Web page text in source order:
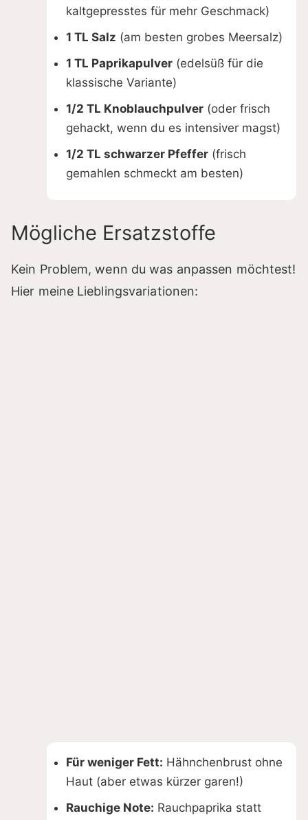
kaltgepresstes für mehr Geschmack)
1 TL Salz (am besten grobes Meersalz)
1 TL Paprikapulver (edelsüß für die
klassische Variante)
1/2 TL Knoblauchpulver (oder frisch
gehackt, wenn du es intensiver magst)
1/2 TL schwarzer Pfeffer (frisch
gemahlen schmeckt am besten)
Mögliche Ersatzstoffe
Kein Problem, wenn du was anpassen möchtest!
Hier meine Lieblingsvariationen:
Für weniger Fett: Hähnchenbrust ohne
Haut (aber etwas kürzer garen!)
Rauchige Note: Rauchpaprika statt